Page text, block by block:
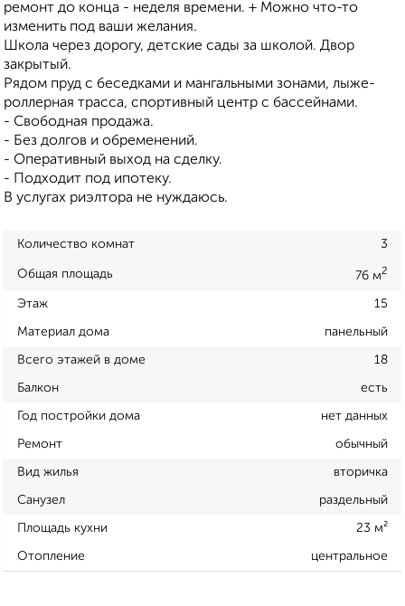
ремонт до конца - неделя времени. + Можно что-то
изменить под ваши желания.
Школа через дорогу, детские сады за школой. Двор
закрытый.
Рядом пруд с беседками и мангальными зонами, лыже-
роллерная трасса, спортивный центр с бассейнами.
- Свободная продажа.
- Без долгов и обременений.
- Оперативный выход на сделку.
- Подходит под ипотеку.
В услугах риэлтора не нуждаюсь.
Количество комнат 3
Общая площадь 76 м2
Этаж 15
Материал дома панельный
Всего этажей в доме 18
Балкон есть
Год постройки дома нет данных
Ремонт обычный
Вид жилья вторичка
Санузел раздельный
Площадь кухни 23 м²
Отопление центральное